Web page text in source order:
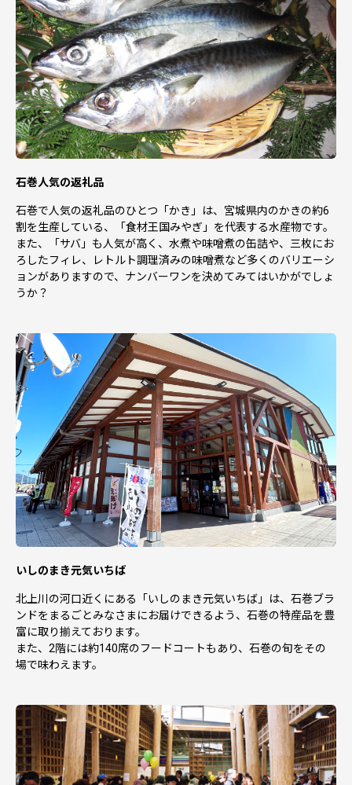
石巻人気の返礼品
石巻で人気の返礼品のひとつ「かき」は、宮城県内のかきの約6
割を生産している、「食材王国みやぎ」を代表する水産物です。
また、「サバ」も人気が高く、水煮や味噌煮の缶詰や、三枚にお
ろしたフィレ、レトルト調理済みの味噌煮など多くのバリエーシ
ョンがありますので、ナンバーワンを決めてみてはいかがでしょ
うか？
いしのまき元気いちば
北上川の河口近くにある「いしのまき元気いちば」は、石巻ブラ
ンドをまるごとみなさまにお届けできるよう、石巻の特産品を豊
富に取り揃えております。
また、2階には約140席のフードコートもあり、石巻の旬をその
場で味わえます。